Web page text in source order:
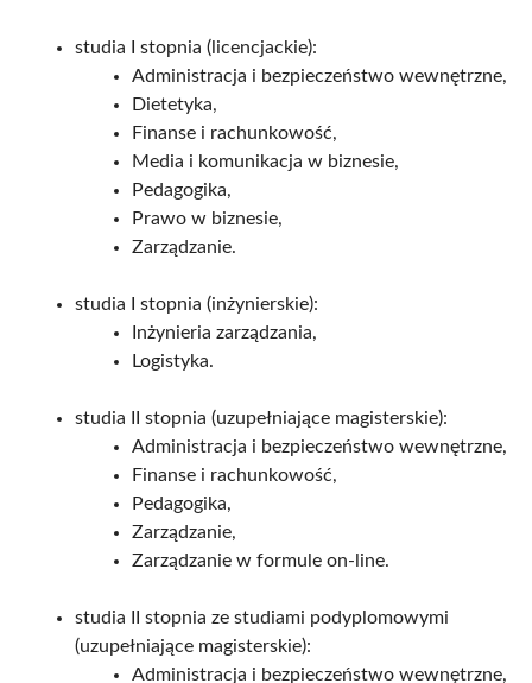
studia I stopnia (licencjackie):
Administracja i bezpieczeństwo wewnętrzne,
Dietetyka,
Finanse i rachunkowość,
Media i komunikacja w biznesie,
Pedagogika,
Prawo w biznesie,
Zarządzanie.
studia I stopnia (inżynierskie):
Inżynieria zarządzania,
Logistyka.
studia II stopnia (uzupełniające magisterskie):
Administracja i bezpieczeństwo wewnętrzne,
Finanse i rachunkowość,
Pedagogika,
Zarządzanie,
Zarządzanie w formule on-line.
studia II stopnia ze studiami podyplomowymi
(uzupełniające magisterskie):
Administracja i bezpieczeństwo wewnętrzne,